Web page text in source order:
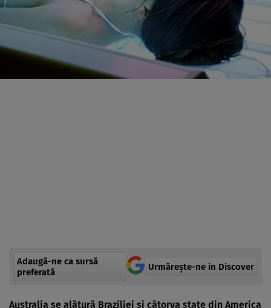
Adaugă-ne ca sursă
preferată
Urmărește-ne in Discover
Australia se alătură Braziliei şi câtorva state din America